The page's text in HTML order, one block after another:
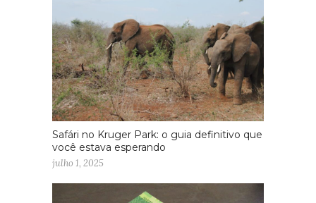
Safári no Kruger Park: o guia definitivo que
você estava esperando
julho 1, 2025